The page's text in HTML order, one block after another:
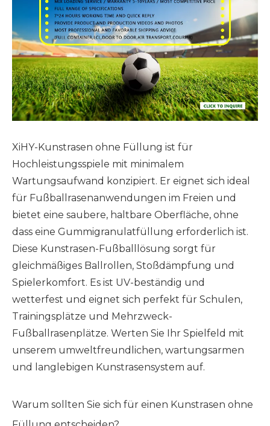
XiHY-Kunstrasen ohne Füllung ist für
Hochleistungsspiele mit minimalem
Wartungsaufwand konzipiert. Er eignet sich ideal
für Fußballrasenanwendungen im Freien und
bietet eine saubere, haltbare Oberfläche, ohne
dass eine Gummigranulatfüllung erforderlich ist.
Diese Kunstrasen-Fußballlösung sorgt für
gleichmäßiges Ballrollen, Stoßdämpfung und
Spielerkomfort. Es ist UV-beständig und
wetterfest und eignet sich perfekt für Schulen,
Trainingsplätze und Mehrzweck-
Fußballrasenplätze. Werten Sie Ihr Spielfeld mit
unserem umweltfreundlichen, wartungsarmen
und langlebigen Kunstrasensystem auf.
Warum sollten Sie sich für einen Kunstrasen ohne